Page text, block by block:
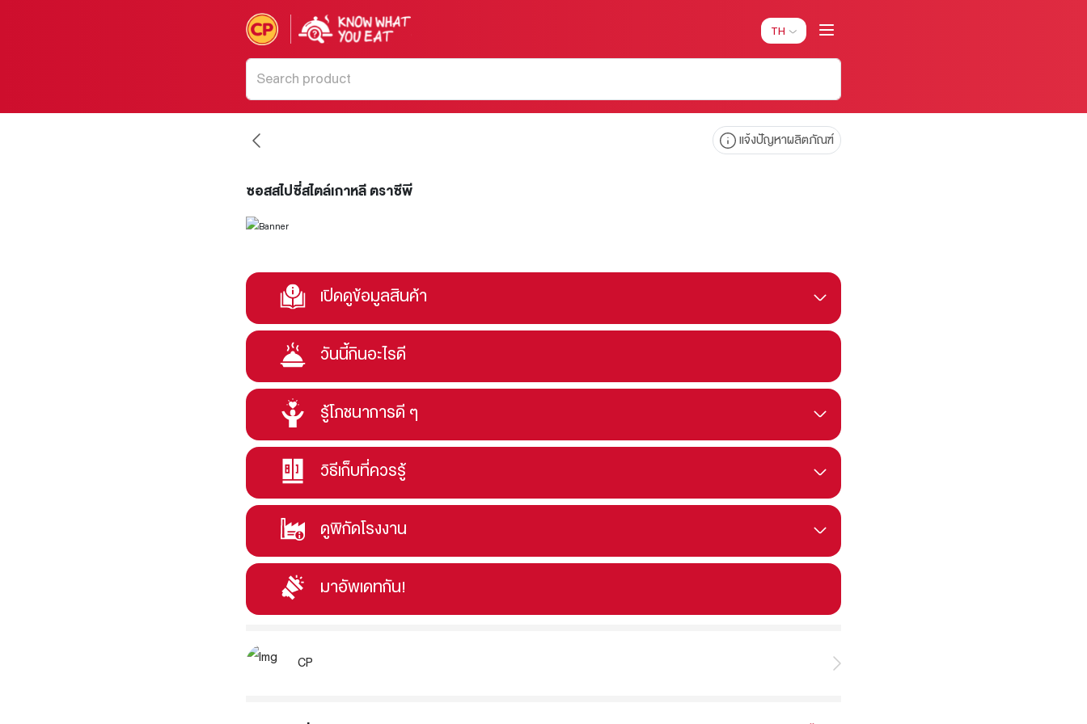
TH
แจ้งปัญหาผลิตภัณฑ์
ซอสสไปซี่สไตล์เกาหลี ตราซีพี
เปิดดูข้อมูลสินค้า
วันนี้กินอะไรดี
รู้โภชนาการดี ๆ
วิธีเก็บที่ควรรู้
ดูพิกัดโรงงาน
มาอัพเดทกัน!
CP